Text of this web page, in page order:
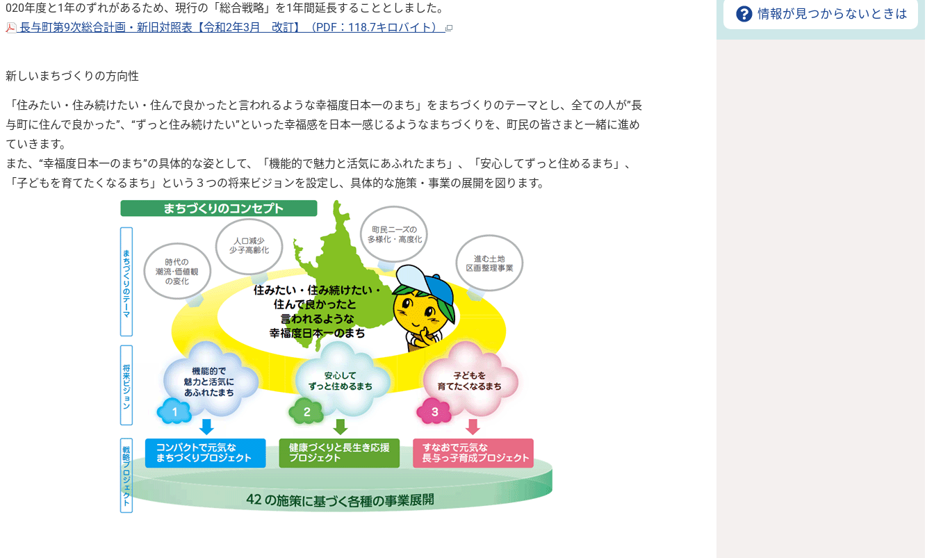
020年度と1年のずれがあるため、現行の「総合戦略」を1年間延長することとしました。
長与町第9次総合計画・新旧対照表【令和2年3月 改訂】（PDF：118.7キロバイト）
新しいまちづくりの方向性
「住みたい・住み続けたい・住んで良かったと言われるような幸福度日本一のまち」をまちづくりのテーマとし、全ての人が”長
与町に住んで良かった”、“ずっと住み続けたい”といった幸福感を日本一感じるようなまちづくりを、町民の皆さまと一緒に進め
ていきます。
また、“幸福度日本一のまち”の具体的な姿として、「機能的で魅力と活気にあふれたまち」、「安心してずっと住めるまち」、
「子どもを育てたくなるまち」という３つの将来ビジョンを設定し、具体的な施策・事業の展開を図ります。
情報が見つからないときは